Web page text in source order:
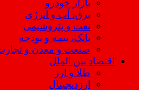
بازار خودرو
برق، آب و انرژی
نفت و پتروشیمی
بانک، بیمه و بودجه
صنعت و معدن و
اقتصاد بین الملل
طلا و ارز
ارزدیجیتال